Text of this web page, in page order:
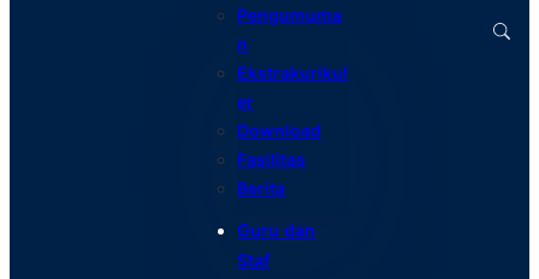
Pengumuma
n
Ekstrakurikul
er
Download
Fasilitas
Berita
Guru dan
Staf